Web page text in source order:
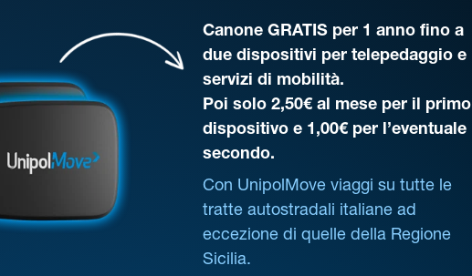
Canone GRATIS per 1 anno fino a
due dispositivi per telepedaggio e
servizi di mobilità.
Poi solo 2,50€ al mese per il primo
dispositivo e 1,00€ per l’eventuale
secondo.
Con UnipolMove viaggi su tutte le
tratte autostradali italiane ad
eccezione di quelle della Regione
Sicilia.